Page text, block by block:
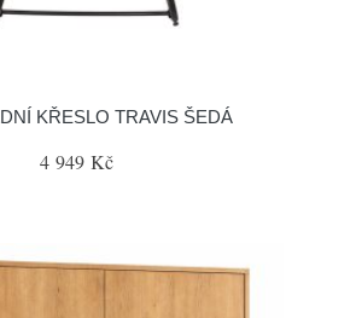
KŘESLO TRAVIS ŠEDÁ
4 949 Kč